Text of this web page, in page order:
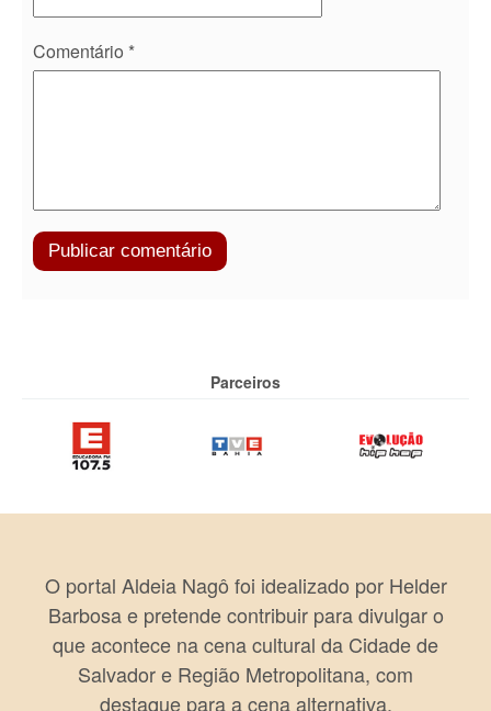
Comentário *
Parceiros
O portal Aldeia Nagô foi idealizado por Helder
Barbosa e pretende contribuir para divulgar o
que acontece na cena cultural da Cidade de
Salvador e Região Metropolitana, com
destaque para a cena alternativa.